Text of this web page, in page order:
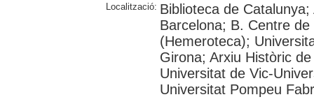
Localització: Biblioteca de
Barcelona; B. Centre
(Hemeroteca);
Girona; Arxiu Històric
Universitat de Vic-
Universitat Pompeu